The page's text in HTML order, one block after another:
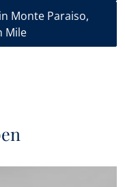
Monte Paraiso,
Mile